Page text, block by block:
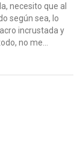
necesito que al
según sea, lo
incrustada y
no me...